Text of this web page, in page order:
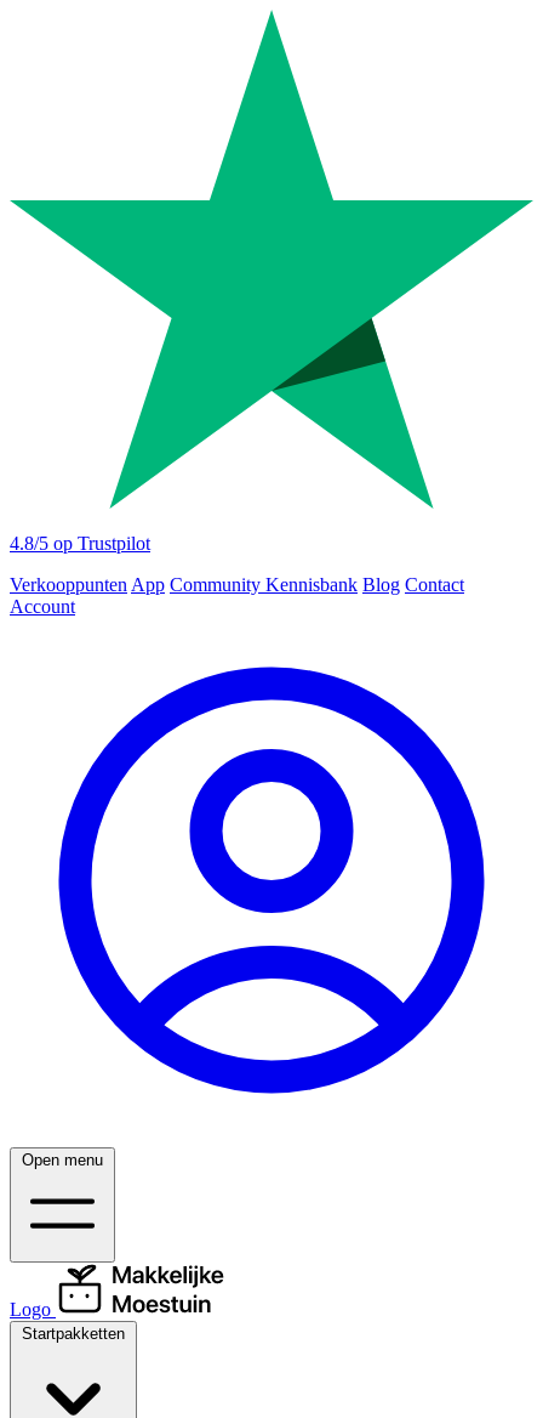
4.8/5 op Trustpilot
Verkooppunten App Community Kennisbank Blog Contact
Account
Open menu
Logo
Startpakketten